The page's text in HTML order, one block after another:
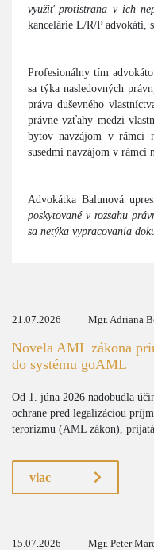
využiť protistrana v ich
kancelárie L/R/P advokáti,
Profesionálny tím
sa týka nasledovných
práva duševného
právne vzťahy medzi
bytov navzájom v rámci
susedmi navzájom v rámci
Advokátka Balunová
poskytované v rozsahu
sa netýka vypracovania
21.07.2026 Mgr. Adriana
Novela AML zákona
do systému goAML
Od 1. júna 2026 nadobudla
ochrane pred legalizáciou
terorizmu (AML zákon),
viac
15.07.2026 Mgr. Peter